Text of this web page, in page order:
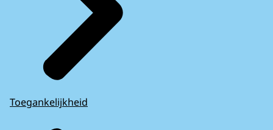
Toegankelijkheid